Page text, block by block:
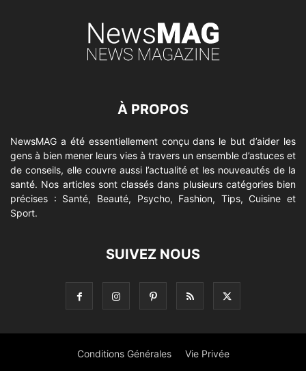
À PROPOS
NewsMAG a été essentiellement conçu dans le but d’aider les
gens à bien mener leurs vies à travers un ensemble d’astuces et
de conseils, elle couvre aussi l’actualité et les nouveautés de la
santé. Nos articles sont classés dans plusieurs catégories bien
précises : Santé, Beauté, Psycho, Fashion, Tips, Cuisine et
Sport.
SUIVEZ NOUS
Conditions Générales Vie Privée